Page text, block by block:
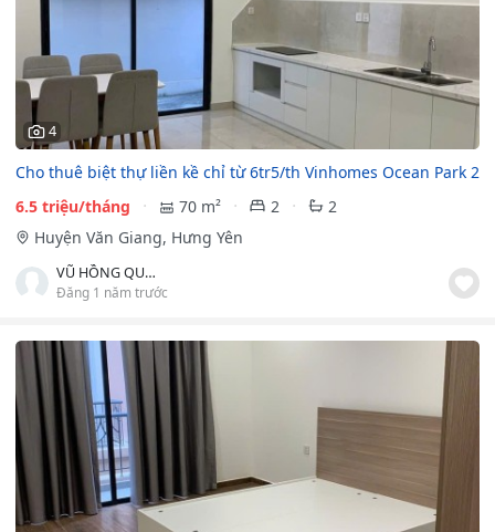
4
Cho thuê biệt thự liền kề chỉ từ 6tr5/th Vinhomes Ocean Park 2
6.5 triệu/tháng
70 m² 2
2
Huyện Văn Giang, Hưng Yên
VŨ HỒNG QUÂN
Đăng 1 năm trước